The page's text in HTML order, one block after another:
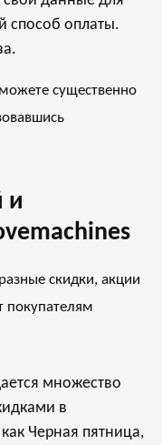
способ оплаты.
существенно
и
скидки, акции
покупателям
множество
в
Черная пятница,